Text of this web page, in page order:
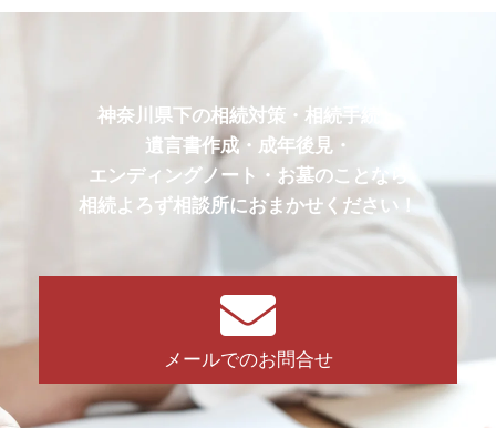
神奈川県下の相続対策・相続手続・
遺言書作成・成年後見・
エンディングノート・お墓のことなら
相続よろず相談所におまかせください！
メールでのお問合せ